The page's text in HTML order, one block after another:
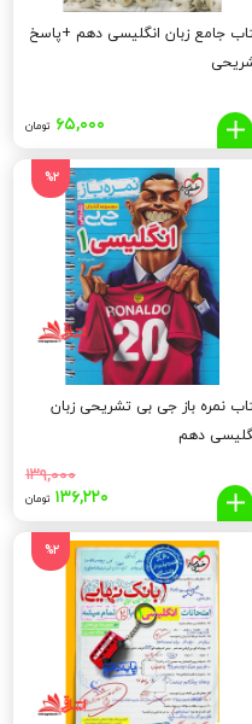
جامع زبان انگلیسی دهم +پاسخ
۶۵,۰۰۰ تومان
نمره باز جی بی تشریحی زبان
دهم
۱۳۹,۰۰۰
قیمت
اصلی:
۱۳۹,۰۰۰
تومان
بود.
۱۳۶,۲۲۰ تومان